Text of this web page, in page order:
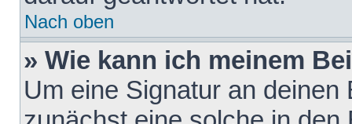
Nach oben
» Wie kann ich meinem
Um eine Signatur an